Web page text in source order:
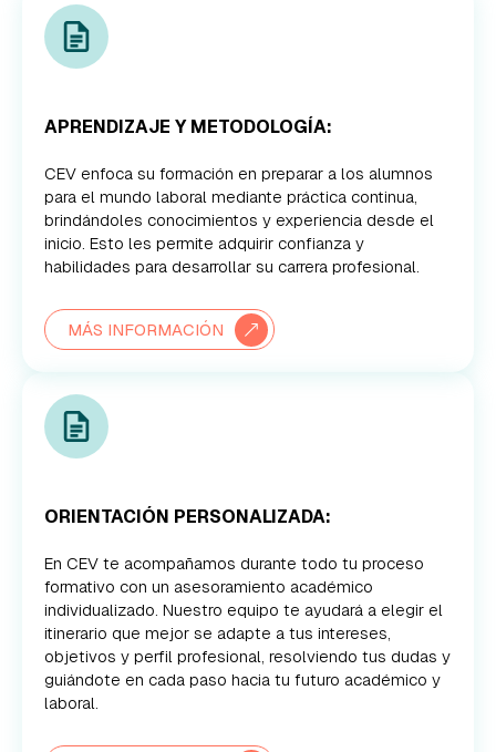
APRENDIZAJE Y METODOLOGÍA:
CEV enfoca su formación en preparar a los alumnos
para el mundo laboral mediante práctica continua,
brindándoles conocimientos y experiencia desde el
inicio. Esto les permite adquirir confianza y
habilidades para desarrollar su carrera profesional.
MÁS INFORMACIÓN
ORIENTACIÓN PERSONALIZADA:
En CEV te acompañamos durante todo tu proceso
formativo con un asesoramiento académico
individualizado. Nuestro equipo te ayudará a elegir el
itinerario que mejor se adapte a tus intereses,
objetivos y perfil profesional, resolviendo tus dudas y
guiándote en cada paso hacia tu futuro académico y
laboral.